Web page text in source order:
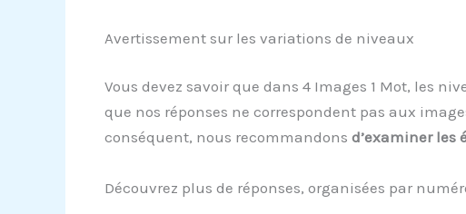
Avertissement sur les variations de niveaux
Vous devez savoir que dans 4 Images 1 Mot, les
que nos réponses ne correspondent pas aux
conséquent, nous recommandons d’examiner les
Découvrez plus de réponses, organisées par